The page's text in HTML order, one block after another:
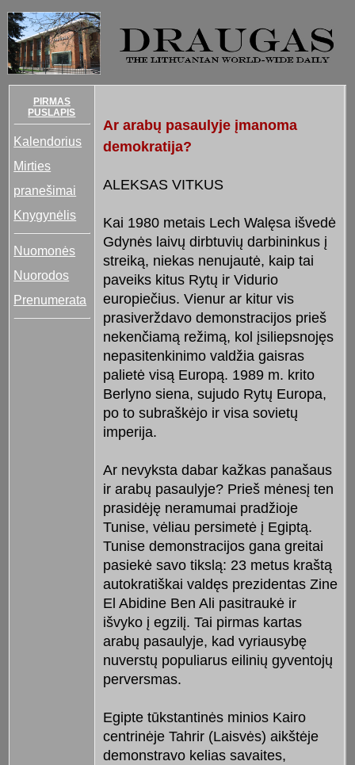
PIRMAS
PUSLAPIS
Kalendorius
Mirties
pranešimai
Knygynėlis
Nuomonės
Nuorodos
Prenumerata
Ar arabų pasaulyje įmanoma
demokratija?
ALEKSAS VITKUS
Kai 1980 metais Lech Walęsa išvedė
Gdynės laivų dirbtuvių darbininkus į
streiką, niekas nenujautė, kaip tai
paveiks kitus Rytų ir Vidurio
europiečius. Vienur ar kitur vis
prasiverždavo demonstracijos prieš
nekenčiamą režimą, kol įsiliepsnojęs
nepasitenkinimo valdžia gaisras
palietė visą Europą. 1989 m. krito
Berlyno siena, sujudo Rytų Europa,
po to subraškėjo ir visa sovietų
imperija.
Ar nevyksta dabar kažkas panašaus
ir arabų pasaulyje? Prieš mėnesį ten
prasidėję neramumai pradžioje
Tunise, vėliau persimetė į Egiptą.
Tunise demonstracijos gana greitai
pasiekė savo tikslą: 23 metus kraštą
autokratiškai valdęs prezidentas Zine
El Abidine Ben Ali pasitraukė ir
išvyko į egzilį. Tai pirmas kartas
arabų pasaulyje, kad vyriausybę
nuverstų populiarus eilinių gyventojų
perversmas.
Egipte tūkstantinės minios Kairo
centrinėje Tahrir (Laisvės) aikštėje
demonstravo kelias savaites,